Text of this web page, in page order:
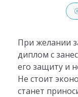
При желании
диплом с
его защиту и
Не стоит
станет